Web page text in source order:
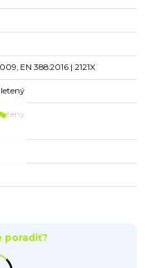
EN 388:2016 | 2121X
poradiť?